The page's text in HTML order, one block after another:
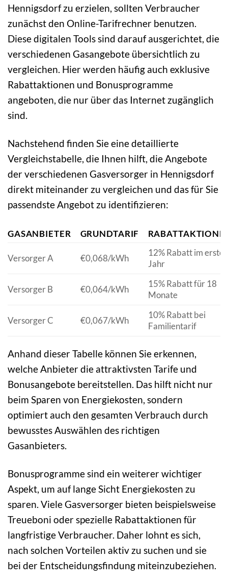
Hennigsdorf zu erzielen, sollten Verbraucher
zunächst den Online-Tarifrechner benutzen.
Diese digitalen Tools sind darauf ausgerichtet, die
verschiedenen Gasangebote übersichtlich zu
vergleichen. Hier werden häufig auch exklusive
Rabattaktionen und Bonusprogramme
angeboten, die nur über das Internet zugänglich
sind.
Nachstehend finden Sie eine detaillierte
Vergleichstabelle, die Ihnen hilft, die Angebote
der verschiedenen Gasversorger in Hennigsdorf
direkt miteinander zu vergleichen und das für Sie
passendste Angebot zu identifizieren:
GASANBIETER GRUNDTARIF
Versorger A €0,068/kWh
12% Rabatt im ersten
Jahr
Versorger B €0,064/kWh
15% Rabatt für 18
Monate
Versorger C €0,067/kWh
10% Rabatt bei
Familientarif
Anhand dieser Tabelle können Sie erkennen,
welche Anbieter die attraktivsten Tarife und
Bonusangebote bereitstellen. Das hilft nicht nur
beim Sparen von Energiekosten, sondern
optimiert auch den gesamten Verbrauch durch
bewusstes Auswählen des richtigen
Gasanbieters.
Bonusprogramme sind ein weiterer wichtiger
Aspekt, um auf lange Sicht Energiekosten zu
sparen. Viele Gasversorger bieten beispielsweise
Treueboni oder spezielle Rabattaktionen für
langfristige Verbraucher. Daher lohnt es sich,
nach solchen Vorteilen aktiv zu suchen und sie
bei der Entscheidungsfindung miteinzubeziehen.